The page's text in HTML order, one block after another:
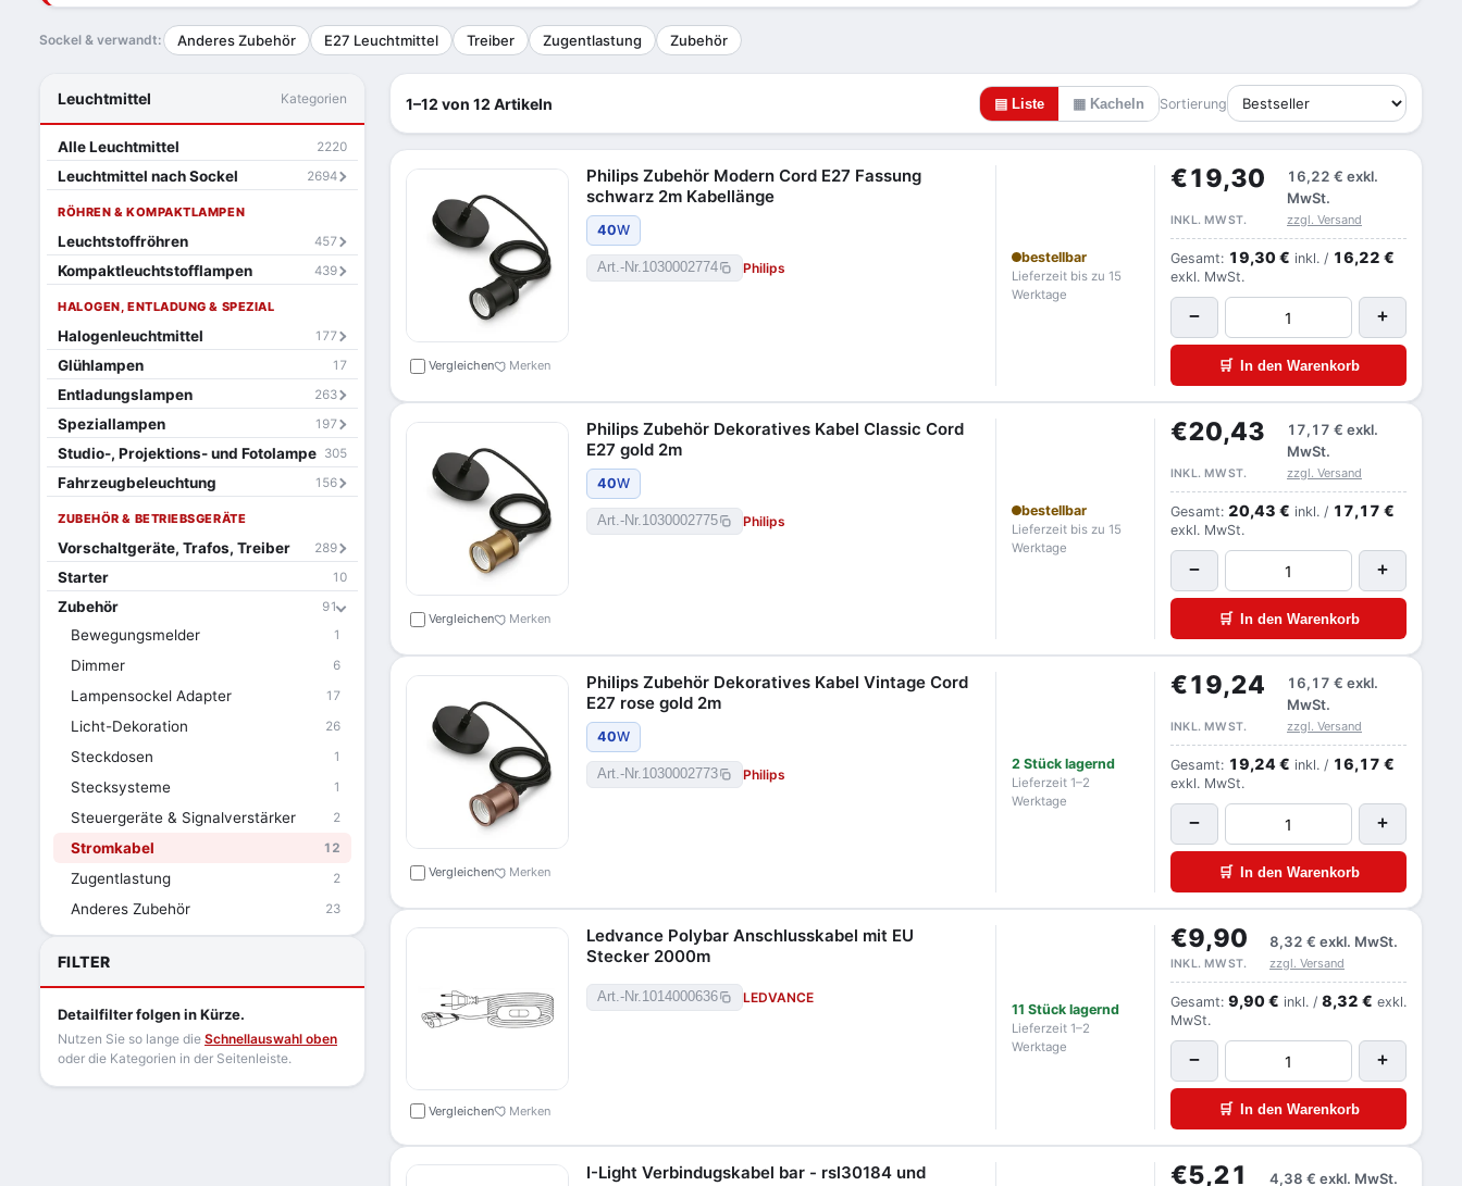
Sockel & verwandt: Anderes Zubehör E27 Leuchtmittel Treiber Zugentlastung Zubehör
Leuchtmittel Kategorien
Alle Leuchtmittel 2220
Leuchtmittel nach Sockel 2694
RÖHREN & KOMPAKTLAMPEN
Leuchtstoffröhren 457
Kompaktleuchtstofflampen 439
HALOGEN, ENTLADUNG & SPEZIAL
Halogenleuchtmittel 177
Glühlampen 17
Entladungslampen 263
Speziallampen 197
Studio-, Projektions- und Fotolampe 305
Fahrzeugbeleuchtung 156
ZUBEHÖR & BETRIEBSGERÄTE
Vorschaltgeräte, Trafos, Treiber 289
Starter 10
Zubehör 91
Bewegungsmelder 1
Dimmer 6
Lampensockel Adapter 17
Licht-Dekoration 26
Steckdosen 1
Stecksysteme 1
Steuergeräte & Signalverstärker 2
Stromkabel 12
Zugentlastung 2
Anderes Zubehör 23
FILTER
Detailfilter folgen in Kürze.
Nutzen Sie so lange die Schnellauswahl oben
oder die Kategorien in der Seitenleiste.
1–12 von 12 Artikeln ▤ Liste ▦ Kacheln Sortierung
Vergleichen Merken
Philips Zubehör Modern Cord E27 Fassung
schwarz 2m Kabellänge
40W
Art.-Nr.1030002774 Philips
bestellbar
Lieferzeit bis zu 15
Werktage
€19,30 16,22 € exkl.
MwSt.
INKL. MWST. zzgl. Versand
Gesamt: 19,30 € inkl. / 16,22 €
exkl. MwSt.
− +
🛒 In den Warenkorb
Vergleichen Merken
Philips Zubehör Dekoratives Kabel Classic Cord
E27 gold 2m
40W
Art.-Nr.1030002775 Philips
bestellbar
Lieferzeit bis zu 15
Werktage
€20,43 17,17 € exkl.
MwSt.
INKL. MWST. zzgl. Versand
Gesamt: 20,43 € inkl. / 17,17 €
exkl. MwSt.
− +
🛒 In den Warenkorb
Vergleichen Merken
Philips Zubehör Dekoratives Kabel Vintage Cord
E27 rose gold 2m
40W
Art.-Nr.1030002773 Philips
2 Stück lagernd
Lieferzeit 1–2
Werktage
€19,24 16,17 € exkl.
MwSt.
INKL. MWST. zzgl. Versand
Gesamt: 19,24 € inkl. / 16,17 €
exkl. MwSt.
− +
🛒 In den Warenkorb
Vergleichen Merken
Ledvance Polybar Anschlusskabel mit EU
Stecker 2000m
Art.-Nr.1014000636 LEDVANCE
11 Stück lagernd
Lieferzeit 1–2
Werktage
€9,90 8,32 € exkl. MwSt.
INKL. MWST. zzgl. Versand
Gesamt: 9,90 € inkl. / 8,32 € exkl.
MwSt.
− +
🛒 In den Warenkorb
I-Light Verbindugskabel bar - rsl30184 und
€5,21 4,38 € exkl. MwSt.